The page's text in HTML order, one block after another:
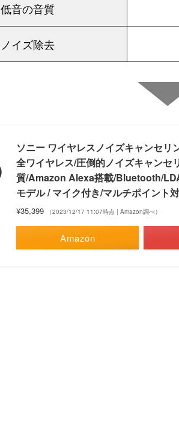
低音の音質
ノイズ除去
ソニー ワイヤレスノイズキャンセ
全ワイヤレス/圧倒的ノイズキャンセ
質/Amazon Alexa搭載/Bluetooth/
モデル / マイク付き/マルチポイント
¥35,399 （2023/12/17 11:07時点 | Amazon調べ）
Amazon